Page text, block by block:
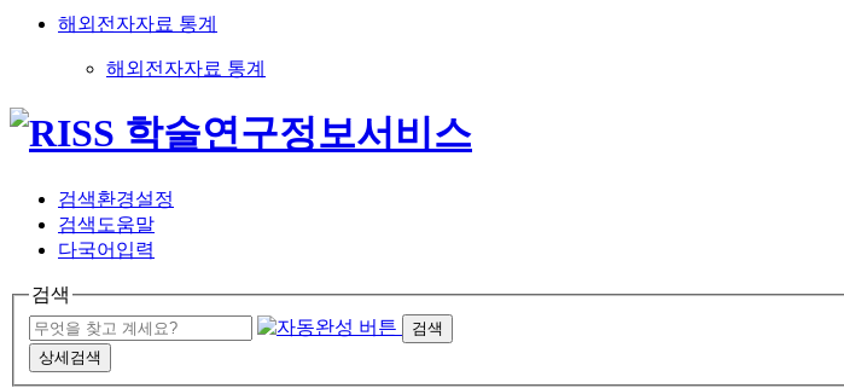
해외전자자료 통계
해외전자자료 통계
검색환경설정
검색도움말
다국어입력
검색
검색
상세검색